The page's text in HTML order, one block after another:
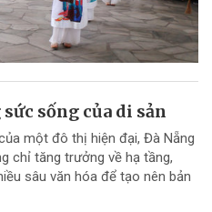
sống của di sản
một đô thị hiện đại, Đà Nẵng
chỉ tăng trưởng về hạ tầng,
sâu văn hóa để tạo nên bản